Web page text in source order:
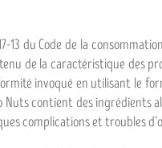
13 du Code de la
de la caractéristique des
invoqué en utilisant le
Nuts contient des ingrédients
complications et troubles